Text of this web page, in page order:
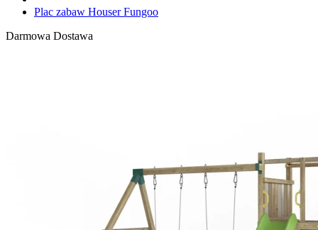
Plac zabaw Houser Fungoo
Darmowa Dostawa